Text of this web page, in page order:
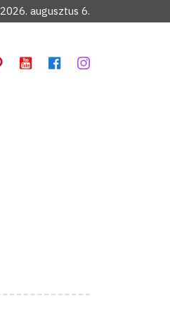
2026. augusztus 6.